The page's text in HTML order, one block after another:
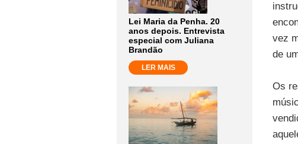
Lei Maria da Penha. 20
anos depois. Entrevista
especial com Juliana
Brandão
LER MAIS
vez
de
Os